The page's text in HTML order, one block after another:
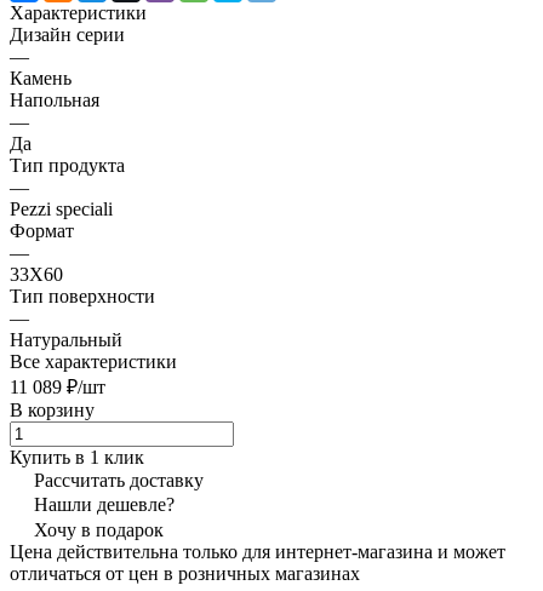
Характеристики
Дизайн серии
—
Камень
Напольная
—
Да
Тип продукта
—
Pezzi speciali
Формат
—
33X60
Тип поверхности
—
Натуральный
Все характеристики
11 089 ₽/шт
В корзину
Купить в 1 клик
Рассчитать доставку
Нашли дешевле?
Хочу в подарок
Цена действительна только для интернет-магазина и может
отличаться от цен в розничных магазинах